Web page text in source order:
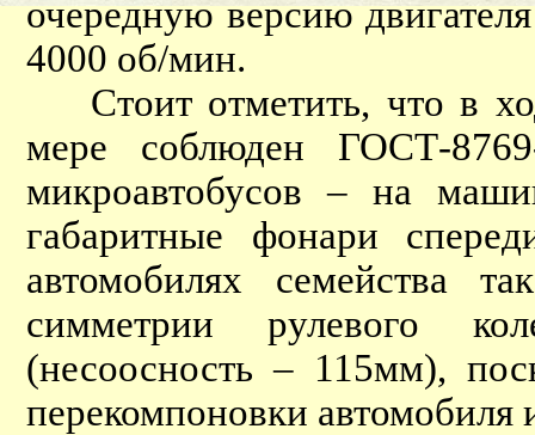
очередную версию
4000 об/мин.
Стоит отметить, что в
мере соблюден ГОСТ-
микроавтобусов – на
габаритные фонари
автомобилях семейства
симметрии рулевого
(несоосность – 115мм),
перекомпоновки автомобиля